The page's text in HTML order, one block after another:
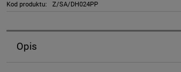
Kod produktu: Z/SA/DH024PP
Opis